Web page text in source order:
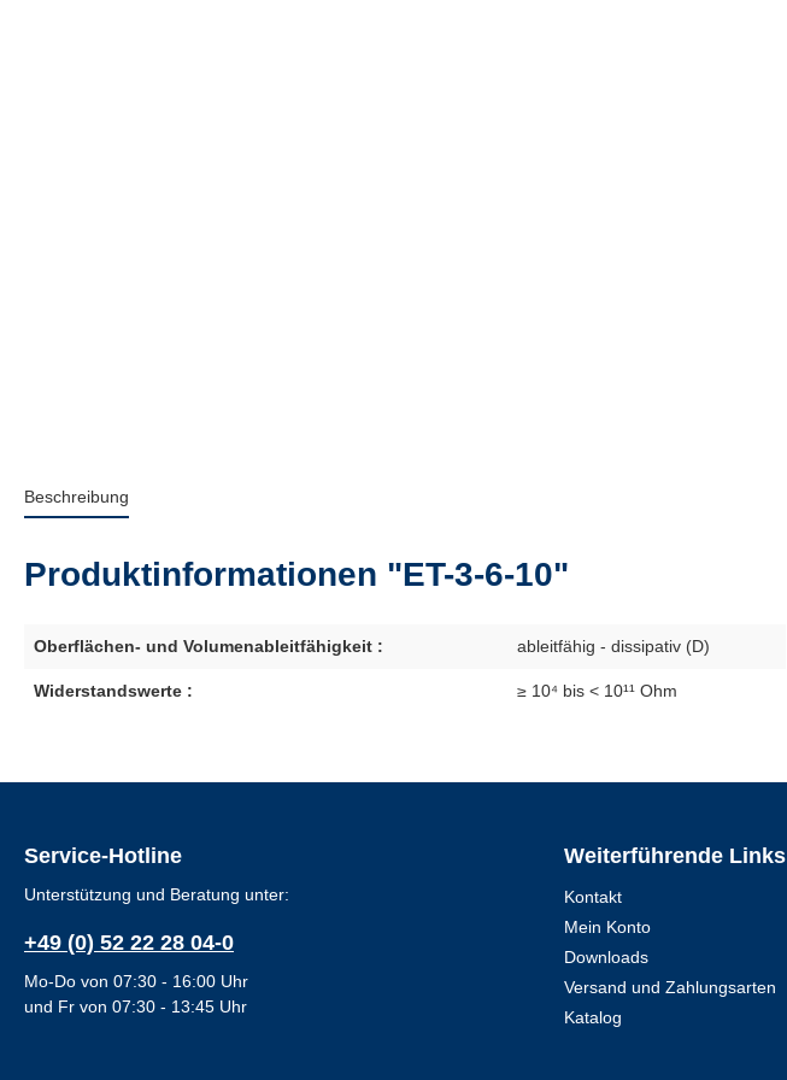
Beschreibung
Produktinformationen "ET-3-6-10"
Oberflächen- und Volumenableitfähigkeit : ableitfähig - dissipativ (D)
Widerstandswerte : ≥ 10⁴ bis < 10¹¹ Ohm
Service-Hotline
Unterstützung und Beratung unter:
+49 (0) 52 22 28 04-0
Mo-Do von 07:30 - 16:00 Uhr
und Fr von 07:30 - 13:45 Uhr
Weiterführende Links
Kontakt
Mein Konto
Downloads
Versand und Zahlungsarten
Katalog